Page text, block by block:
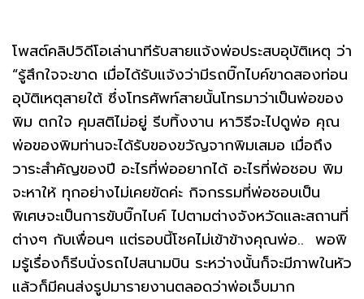
โพสต์คลิปวิดีโอเล่านาทีรับสายแจ้งพ่อประสบอุบัติเหตุ ว่า
“รู้สึกใจจะขาด เมื่อได้รับแจ้งว่ามีรถบิ๊กไบค์ขาดสองท่อน
อุบัติเหตุสายใต้ ซึ่งโทรศัพท์สายนั้นโทรมาว่าเป็นพ่อของ
พิม ตกใจ คุมสติไม่อยู่ รีบทิ้งงาน หาวิธีจะไปดูพ่อ คุณ
พ่อของพิมท่านจะได้รับของขวัญจากพิมเสมอ เมื่อถึง
วาระสำคัญของปี อะไรที่พ่ออยากได้ อะไรที่พ่อชอบ พิม
จะหาให้ ทุกอย่างไม่เคยขัดค่ะ กิจกรรมที่พ่อชอบเป็น
พิเศษจะเป็นการขับบิ๊กไบค์ ไปตามต่างจังหวัดและสถานที่
ต่างๆ กับเพื่อนๆ แต่รอบนี้โชคไม่เข้าข้างคุณพ่อ.. พอพิ
มรู้เรื่องก็รีบนั่งรถไปสนามบิน ระหว่างนั้นก็จะมีภาพในหัว
แล้วก็มีคนส่งรูปมารายงานตลอดว่าพ่อเจ็บมาก